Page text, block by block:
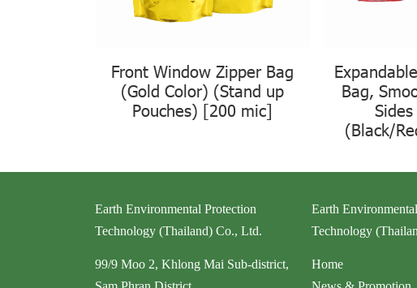
Front Window Zipper Bag
(Gold Color) (Stand up
Pouches) [200 mic]
Bag,
(Black/
Earth Environmental Protection
Technology (Thailand) Co., Ltd.
99/9 Moo 2, Khlong Mai Sub-district,
Earth
Technology
Home